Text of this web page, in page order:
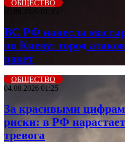
ОБЩЕСТВО
05.08.2026 01:35
ВС РФ нанесли
по Киеву: город
ракет
ОБЩЕСТВО
04.08.2026 01:25
За красивыми
риски: в РФ
тревога